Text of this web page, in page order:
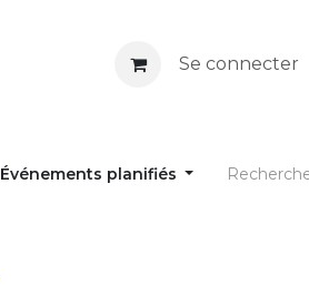
Se connecter
Événements planifiés